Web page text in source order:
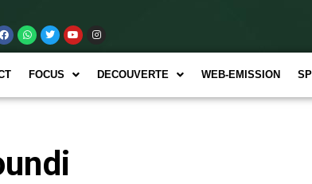
FOCUS DECOUVERTE WEB-EMISSION